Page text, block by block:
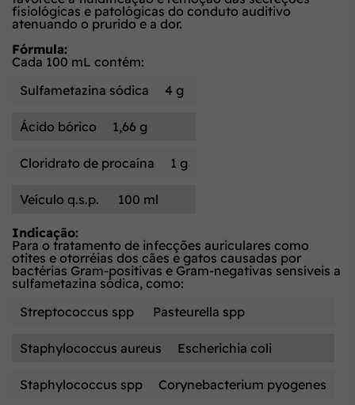
fisiológicas e patológicas do conduto auditivo
atenuando o prurido e a dor.
Fórmula:
Cada 100 mL contém:
Sulfametazina sódica
4 g
Ácido bórico 1,66 g
Cloridrato de procaína 1 g
Veículo q.s.p. 100 ml
Indicação:
Para o tratamento de infecções auriculares como
otites e otorréias dos cães e gatos causadas por
bactérias Gram-positivas e Gram-negativas sensíveis a
sulfametazina sódica, como:
Streptococcus spp
Pasteurella spp
Staphylococcus aureus Escherichia coli
Staphylococcus spp Corynebacterium pyogenes